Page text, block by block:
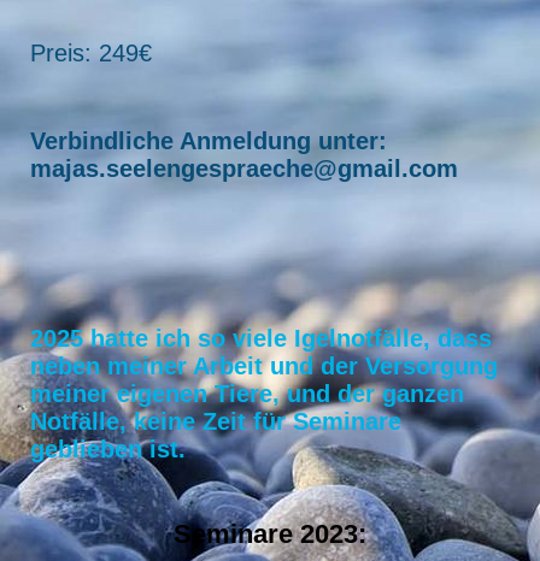
Preis: 249€
Verbindliche Anmeldung unter:
majas.seelengespraeche@gmail.com
2025 hatte ich so viele Igelnotfälle, dass
neben meiner Arbeit und der Versorgung
meiner eigenen Tiere, und der ganzen
Notfälle, keine Zeit für Seminare
geblieben ist.
Seminare 2023: